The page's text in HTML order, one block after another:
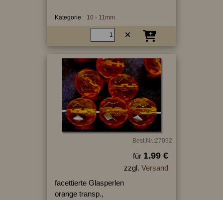
Kategorie: 10 - 11mm
Best.Nr.:27092
für 1.99 €
zzgl. Versand
facettierte Glasperlen
orange transp.,